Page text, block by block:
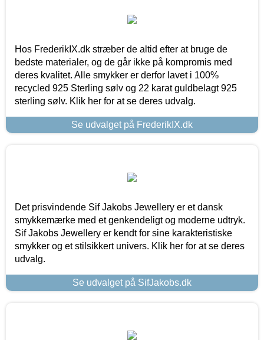
Hos FrederikIX.dk stræber de altid efter at bruge de
bedste materialer, og de går ikke på kompromis med
deres kvalitet. Alle smykker er derfor lavet i 100%
recycled 925 Sterling sølv og 22 karat guldbelagt 925
sterling sølv. Klik her for at se deres udvalg.
Se udvalget på FrederikIX.dk
Det prisvindende Sif Jakobs Jewellery er et dansk
smykkemærke med et genkendeligt og moderne udtryk.
Sif Jakobs Jewellery er kendt for sine karakteristiske
smykker og et stilsikkert univers. Klik her for at se deres
udvalg.
Se udvalget på SifJakobs.dk